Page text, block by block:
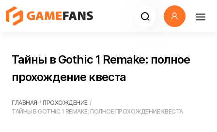
Тайны в Gothic 1 Remake: полное
прохождение квеста
ГЛАВНАЯ / ПРОХОЖДЕНИЕ /
ТАЙНЫ В GOTHIC 1 REMAKE: ПОЛНОЕ ПРОХОЖДЕНИЕ КВЕСТА